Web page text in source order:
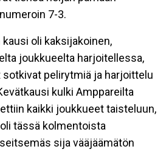
7-3.
oli kaksijakoinen,
joukkueelta harjoitellessa,
sotkivat pelirytmiä ja harjoittelu
kulki Amppareilta
kaikki joukkueet taisteluun,
tässä kolmentoista
sija vääjäämätön